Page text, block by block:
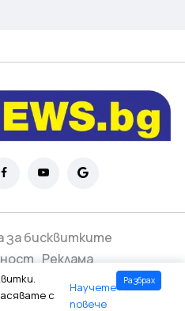
за бисквитките
Реклама
с
Научете
повече
Разбрах